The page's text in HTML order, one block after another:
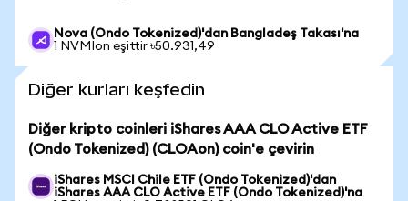
Nova (Ondo Tokenized)'dan Bangladeş Takası'na
1 NVMIon eşittir ৳50.931,49
Diğer kurları keşfedin
Diğer kripto coinleri iShares AAA CLO Active ETF
(Ondo Tokenized) (CLOAon) coin'e çevirin
iShares MSCI Chile ETF (Ondo Tokenized)'dan
iShares AAA CLO Active ETF (Ondo Tokenized)'na